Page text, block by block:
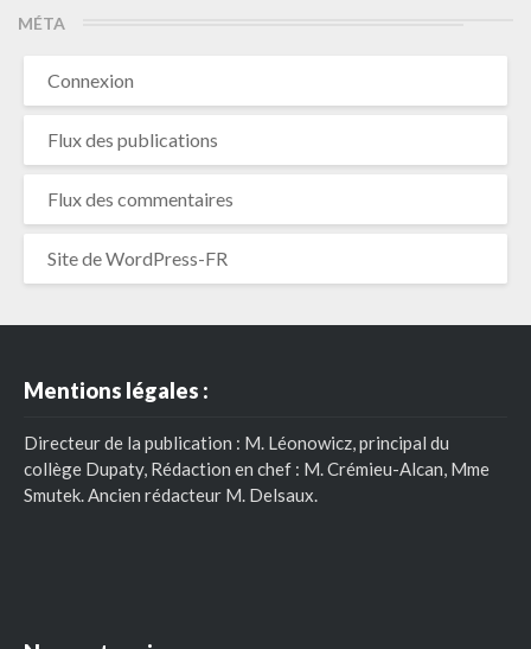
MÉTA
Connexion
Flux des publications
Flux des commentaires
Site de WordPress-FR
Mentions légales :
Directeur de la publication : M. Léonowicz, principal du
collège Dupaty, Rédaction en chef : M. Crémieu-Alcan, Mme
Smutek. Ancien rédacteur M. Delsaux.